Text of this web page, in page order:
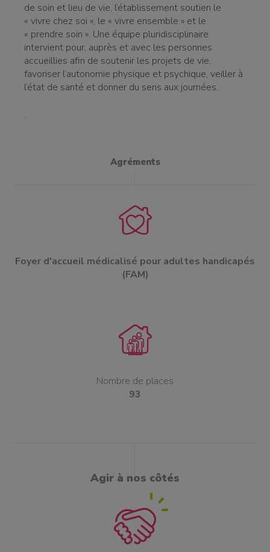
de soin et lieu de vie, l’établissement soutien le
« vivre chez soi », le « vivre ensemble » et le
« prendre soin ». Une équipe pluridisciplinaire
intervient pour, auprès et avec les personnes
accueillies afin de soutenir les projets de vie,
favoriser l’autonomie physique et psychique, veiller à
l’état de santé et donner du sens aux journées.
.
Agréments
Foyer d'accueil médicalisé pour adultes handicapés
(FAM)
Nombre de places
93
Agir à nos côtés